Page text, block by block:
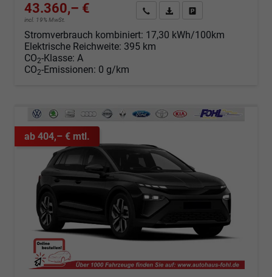
43.360,– €
incl. 19% MwSt.
Angebot anfordern
Fahrzeugexpose (PDF)
Stromverbrauch kombiniert: 17,30 kWh/100km
Elektrische Reichweite: 395 km
CO2-Klasse: A
CO2-Emissionen: 0 g/km
ab 404,– € mtl.